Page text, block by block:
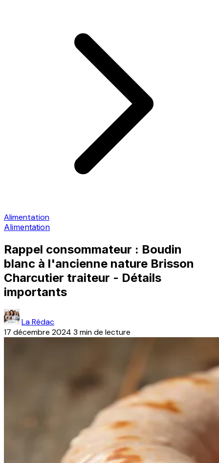
Alimentation
Alimentation
Rappel consommateur : Boudin
blanc à l'ancienne nature Brisson
Charcutier traiteur - Détails
importants
La Rédac
17 décembre 2024 3 min de lecture